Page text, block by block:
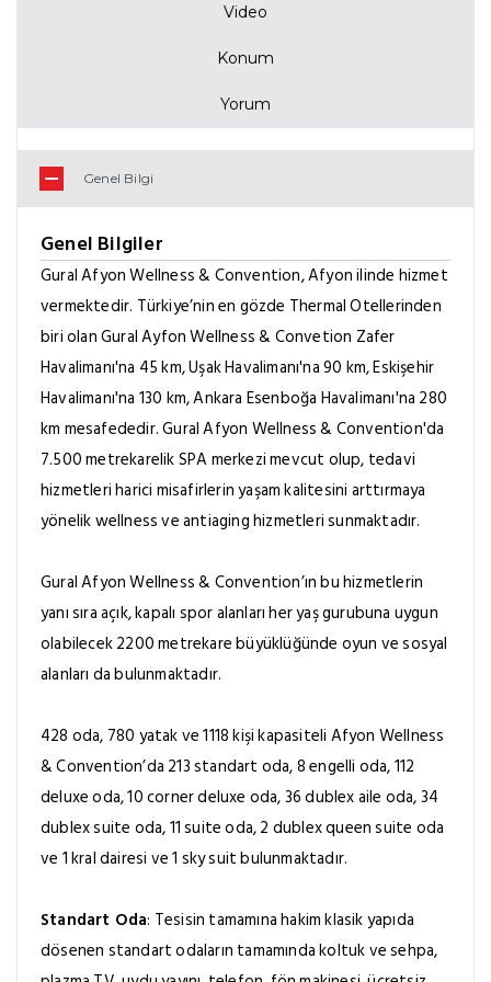
Video
Konum
Yorum
Genel Bilgi
Genel Bilgiler
Gural Afyon Wellness & Convention, Afyon ilinde hizmet
vermektedir. Türkiye’nin en gözde Thermal Otellerinden
biri olan Gural Ayfon Wellness & Convetion Zafer
Havalimanı'na 45 km, Uşak Havalimanı'na 90 km, Eskişehir
Havalimanı'na 130 km, Ankara Esenboğa Havalimanı'na 280
km mesafededir.Gural Afyon Wellness & Convention'da
7.500 metrekarelik SPA merkezi mevcut olup, tedavi
hizmetleri harici misafirlerin yaşam kalitesini arttırmaya
yönelik wellness ve antiaging hizmetleri sunmaktadır.
Gural Afyon Wellness & Convention’ın bu hizmetlerin
yanı sıra açık, kapalı spor alanları her yaş gurubuna uygun
olabilecek 2200 metrekare büyüklüğünde oyun ve sosyal
alanları da bulunmaktadır.
428 oda, 780 yatak ve 1118 kişi kapasiteli Afyon Wellness
& Convention’da 213 standart oda, 8 engelli oda, 112
deluxe oda, 10 corner deluxe oda, 36 dublex aile oda, 34
dublex suite oda, 11 suite oda, 2 dublex queen suite oda
ve 1 kral dairesi ve 1 sky suit bulunmaktadır.
Standart Oda: Tesisin tamamına hakim klasik yapıda
dösenen standart odaların tamamında koltuk ve sehpa,